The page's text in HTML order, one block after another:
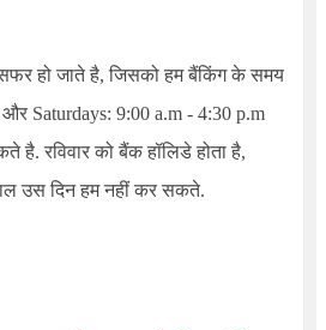
हो जाते है, जिसको हम बैंकिंग के समय
और Saturdays: 9:00 a.m - 4:30 p.m
है. रविवार को बैंक हॉलिडे होता है,
उस दिन हम नहीं कर सकते.